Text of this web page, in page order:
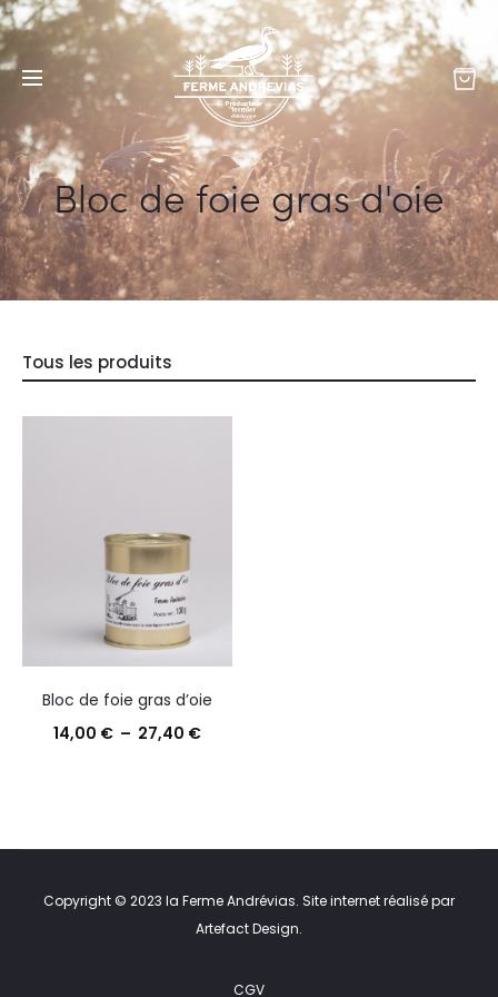
Bloc de foie gras d'oie
Tous les produits
Bloc de foie gras d’oie
14,00 € – 27,40 €Plage
27,40 €
Copyright © 2023 la Ferme Andrévias. Site internet réalisé par
Artefact Design.
CGV